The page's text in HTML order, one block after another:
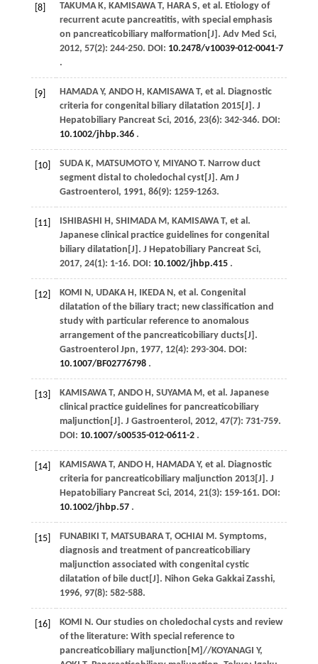
[8] TAKUMA K, KAMISAWA T, HARA S, et al. Etiology of
recurrent acute pancreatitis, with special emphasis
on pancreaticobiliary malformation[J]. Adv Med Sci,
2012, 57(2): 244-250. DOI: 10.2478/v10039-012-0041-7
.
[9] HAMADA Y, ANDO H, KAMISAWA T, et al. Diagnostic
criteria for congenital biliary dilatation 2015[J]. J
Hepatobiliary Pancreat Sci, 2016, 23(6): 342-346. DOI:
10.1002/jhbp.346.
[10] SUDA K, MATSUMOTO Y, MIYANO T. Narrow duct
segment distal to choledochal cyst[J]. Am J
Gastroenterol, 1991, 86(9): 1259-1263.
[11] ISHIBASHI H, SHIMADA M, KAMISAWA T, et al.
Japanese clinical practice guidelines for congenital
biliary dilatation[J]. J Hepatobiliary Pancreat Sci,
2017, 24(1): 1-16. DOI: 10.1002/jhbp.415.
[12] KOMI N, UDAKA H, IKEDA N, et al. Congenital
dilatation of the biliary tract; new classification and
study with particular reference to anomalous
arrangement of the pancreaticobiliary ducts[J].
Gastroenterol Jpn, 1977, 12(4): 293-304. DOI:
10.1007/BF02776798.
[13] KAMISAWA T, ANDO H, SUYAMA M, et al. Japanese
clinical practice guidelines for pancreaticobiliary
maljunction[J]. J Gastroenterol, 2012, 47(7): 731-759.
DOI: 10.1007/s00535-012-0611-2.
[14] KAMISAWA T, ANDO H, HAMADA Y, et al. Diagnostic
criteria for pancreaticobiliary maljunction 2013[J]. J
Hepatobiliary Pancreat Sci, 2014, 21(3): 159-161. DOI:
10.1002/jhbp.57.
[15] FUNABIKI T, MATSUBARA T, OCHIAI M. Symptoms,
diagnosis and treatment of pancreaticobiliary
maljunction associated with congenital cystic
dilatation of bile duct[J]. Nihon Geka Gakkai Zasshi,
1996, 97(8): 582-588.
[16] KOMI N. Our studies on choledochal cysts and review
of the literature: With special reference to
pancreaticobiliary maljunction[M]//KOYANAGI Y,